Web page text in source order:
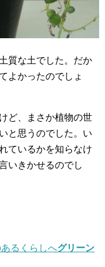
質な土でした。だか
よかったのでしょ
ど、まさか植物の世
と思うのでした。い
ているかを知らなけ
いきかせるのでし
グリーン